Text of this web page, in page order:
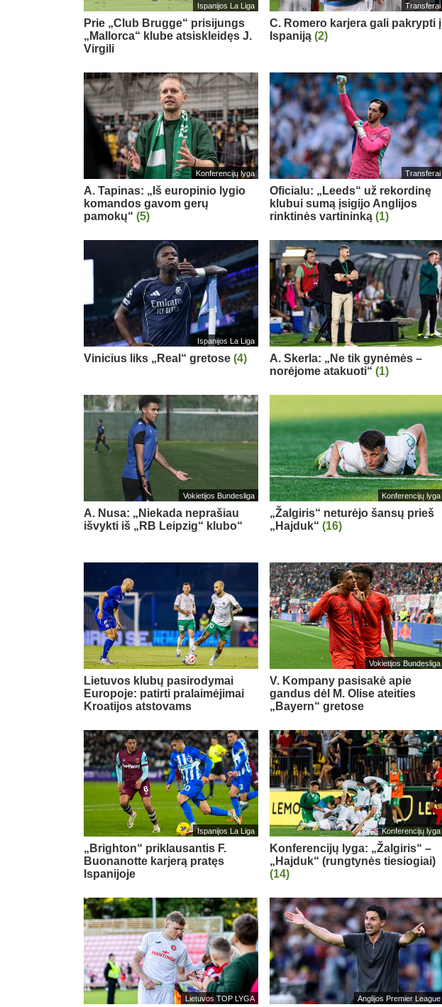
Ispanijos La Liga
Prie „Club Brugge“ prisijungs
„Mallorca“ klube atsiskleidęs J.
Virgili
Transferai
C. Romero karjera gali pakrypti į
Ispaniją(2)
Konferencijų lyga
A. Tapinas: „Iš europinio lygio
komandos gavom gerų
pamokų“ (5)
Transferai
Oficialu: „Leeds“ už rekordinę
klubui sumą įsigijo Anglijos
rinktinės vartininką(1)
Ispanijos La Liga
Vinicius liks „Real“ gretose (4)
A. Skerla: „Ne tik gynėmės –
norėjome atakuoti“(1)
Vokietijos Bundesliga
A. Nusa: „Niekada neprašiau
išvykti iš „RB Leipzig“ klubo“
Konferencijų lyga
„Žalgiris“ neturėjo šansų prieš
„Hajduk“(16)
Lietuvos klubų pasirodymai
Europoje: patirti pralaimėjimai
Kroatijos atstovams
Vokietijos Bundesliga
V. Kompany pasisakė apie
gandus dėl M. Olise ateities
„Bayern“ gretose
Ispanijos La Liga
„Brighton“ priklausantis F.
Buonanotte karjerą pratęs
Ispanijoje
Konferencijų lyga
Konferencijų lyga: „Žalgiris“ –
„Hajduk“ (rungtynės tiesiogiai)
(14)
Lietuvos TOP LYGA Anglijos Premier League